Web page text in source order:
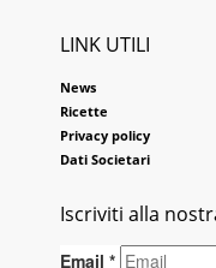
LINK UTILI
News
Ricette
Privacy policy
Dati Societari
Iscriviti alla